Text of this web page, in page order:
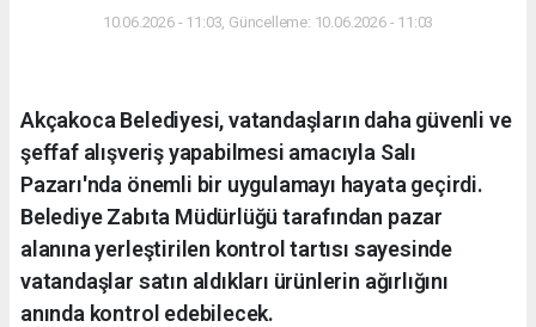
10.06.2026 - 11:03, Güncelleme: 10.06.2026 - 11:03
Akçakoca Belediyesi, vatandaşların daha güvenli ve
şeffaf alışveriş yapabilmesi amacıyla Salı
Pazarı'nda önemli bir uygulamayı hayata geçirdi.
Belediye Zabıta Müdürlüğü tarafından pazar
alanına yerleştirilen kontrol tartısı sayesinde
vatandaşlar satın aldıkları ürünlerin ağırlığını
anında kontrol edebilecek.